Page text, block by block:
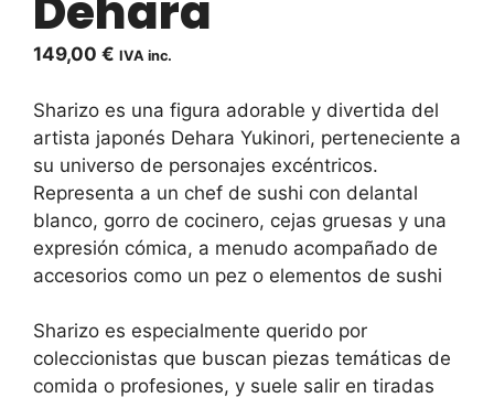
149,00 € IVA inc.
Sharizo es una figura adorable y divertida del
artista japonés Dehara Yukinori, perteneciente a
su universo de personajes excéntricos.
Representa a un chef de sushi con delantal
blanco, gorro de cocinero, cejas gruesas y una
expresión cómica, a menudo acompañado de
accesorios como un pez o elementos de sushi
Sharizo es especialmente querido por
coleccionistas que buscan piezas temáticas de
comida o profesiones, y suele salir en tiradas